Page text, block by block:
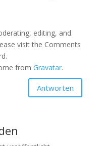
editing, and
visit the Comments
from Gravatar.
Antworten